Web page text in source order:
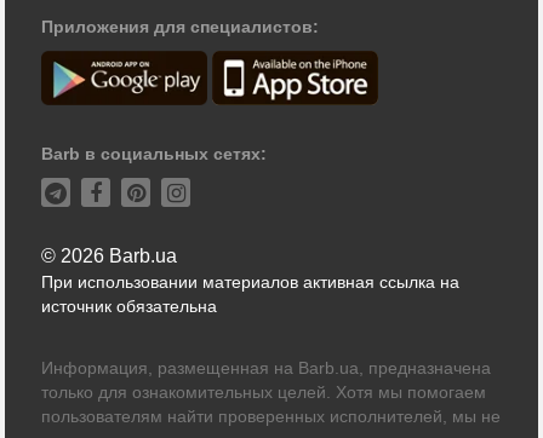
Приложения для специалистов:
Barb в социальных сетях:
© 2026 Barb.ua
При использовании материалов активная ссылка на
источник обязательна
Информация, размещенная на Barb.ua, предназначена
только для ознакомительных целей. Хотя мы помогаем
пользователям найти проверенных исполнителей, мы не